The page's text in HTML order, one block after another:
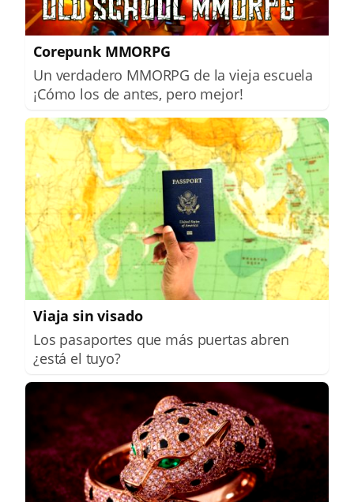
Corepunk MMORPG
Un verdadero MMORPG de la vieja escuela
¡Cómo los de antes, pero mejor!
Viaja sin visado
Los pasaportes que más puertas abren
¿está el tuyo?